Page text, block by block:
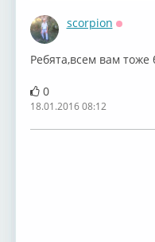
scorpion
Ребята,всем вам
0
18.01.2016 08:12